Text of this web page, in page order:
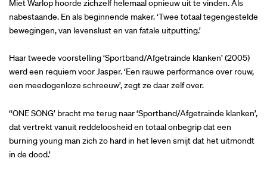
Miet Warlop hoorde zichzelf helemaal opnieuw uit te vinden. Als
nabestaande. En als beginnende maker. ‘Twee totaal tegengestelde
bewegingen, van levenslust en van fatale uitputting.’
Haar tweede voorstelling ‘Sportband/Afgetrainde klanken’ (2005)
werd een requiem voor Jasper. ‘Een rauwe performance over rouw,
een meedogenloze schreeuw’, zegt ze daar zelf over.
‘‘ONE SONG’ bracht me terug naar ‘Sportband/Afgetrainde klanken’,
dat vertrekt vanuit reddeloosheid en totaal onbegrip dat een
burning young man zich zo hard in het leven smijt dat het uitmondt
in de dood.’